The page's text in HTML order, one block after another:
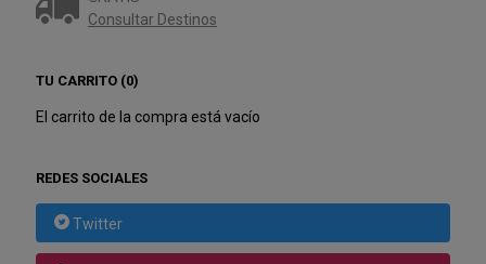
Consultar Destinos
TU CARRITO (0)
El carrito de la compra está vacío
REDES SOCIALES
Twitter